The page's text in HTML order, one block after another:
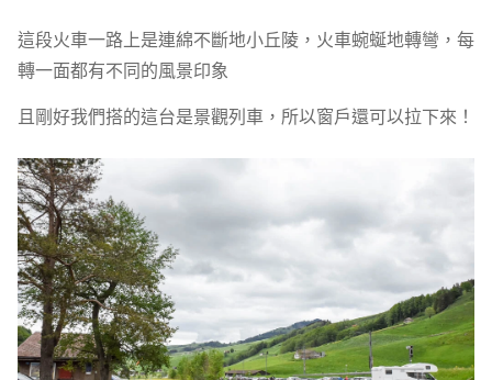
這段火車一路上是連綿不斷地小丘陵，火車蜿蜒地轉彎，每
轉一面都有不同的風景印象
且剛好我們搭的這台是景觀列車，所以窗戶還可以拉下來！